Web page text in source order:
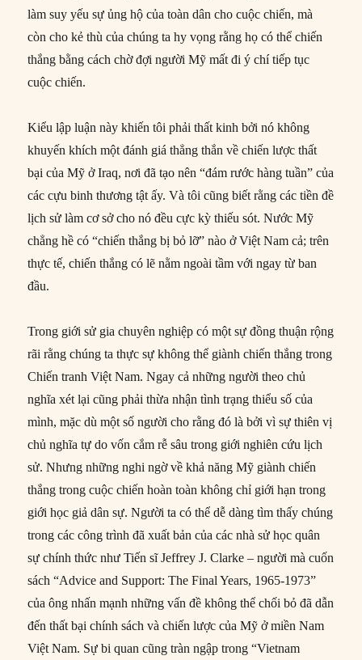
làm suy yếu sự ủng hộ của toàn dân cho cuộc chiến, mà
còn cho kẻ thù của chúng ta hy vọng rằng họ có thể chiến
thắng bằng cách chờ đợi người Mỹ mất đi ý chí tiếp tục
cuộc chiến.
Kiểu lập luận này khiến tôi phải thất kinh bởi nó không
khuyến khích một đánh giá thẳng thắn về chiến lược thất
bại của Mỹ ở Iraq, nơi đã tạo nên “đám rước hàng tuần” của
các cựu binh thương tật ấy. Và tôi cũng biết rằng các tiền đề
lịch sử làm cơ sở cho nó đều cực kỳ thiếu sót. Nước Mỹ
chẳng hề có “chiến thắng bị bỏ lỡ” nào ở Việt Nam cả; trên
thực tế, chiến thắng có lẽ nằm ngoài tầm với ngay từ ban
đầu.
Trong giới sử gia chuyên nghiệp có một sự đồng thuận rộng
rãi rằng chúng ta thực sự không thể giành chiến thắng trong
Chiến tranh Việt Nam. Ngay cả những người theo chủ
nghĩa xét lại cũng phải thừa nhận tình trạng thiểu số của
mình, mặc dù một số người cho rằng đó là bởi vì sự thiên vị
chủ nghĩa tự do vốn cắm rễ sâu trong giới nghiên cứu lịch
sử. Nhưng những nghi ngờ về khả năng Mỹ giành chiến
thắng trong cuộc chiến hoàn toàn không chỉ giới hạn trong
giới học giả dân sự. Người ta có thể dễ dàng tìm thấy chúng
trong các công trình đã xuất bản của các nhà sử học quân
sự chính thức như Tiến sĩ Jeffrey J. Clarke – người mà cuốn
sách “Advice and Support: The Final Years, 1965-1973”
của ông nhấn mạnh những vấn đề không thể chối bỏ đã dẫn
đến thất bại chính sách và chiến lược của Mỹ ở miền Nam
Việt Nam. Sự bi quan cũng tràn ngập trong “Vietnam